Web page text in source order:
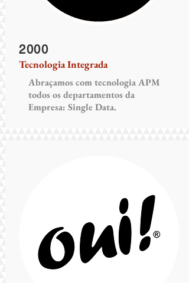
2000
Tecnologia Integrada
Abraçamos com tecnologia APM
todos os departamentos da
Empresa: Single Data.